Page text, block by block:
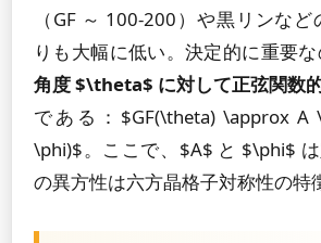
（GF ～ 100-200）や黒リンな
りも大幅に低い。決定的に重要
角度 $\theta$ に対して正弦関数
である：$GF(\theta) \approx A
\phi)$。ここで、$A$ と $\phi$
の異方性は六方晶格子対称性の特